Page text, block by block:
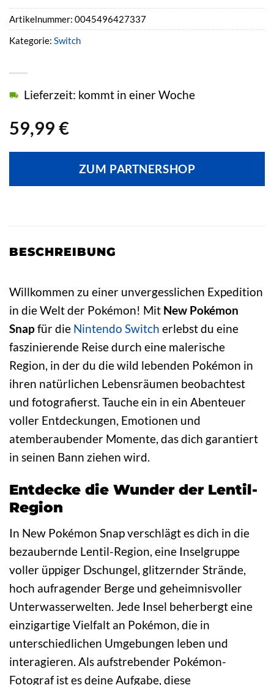
59,99 €
Lieferzeit: kommt in einer Woche
ZUM PARTNERSHOP
Artikelnummer: 0045496427337
Kategorie: Switch
BESCHREIBUNG
Willkommen zu einer unvergesslichen Expedition
in die Welt der Pokémon! Mit New Pokémon
Snapfür die Nintendo Switch erlebst du eine
faszinierende Reise durch eine malerische
Region, in der du die wild lebenden Pokémon in
ihren natürlichen Lebensräumen beobachtest
und fotografierst. Tauche ein in ein Abenteuer
voller Entdeckungen, Emotionen und
atemberaubender Momente, das dich garantiert
in seinen Bann ziehen wird.
Entdecke die Wunder der Lentil-
Region
In New Pokémon Snap verschlägt es dich in die
bezaubernde Lentil-Region, eine Inselgruppe
voller üppiger Dschungel, glitzernder Strände,
hoch aufragender Berge und geheimnisvoller
Unterwasserwelten. Jede Insel beherbergt eine
einzigartige Vielfalt an Pokémon, die in
unterschiedlichen Umgebungen leben und
interagieren. Als aufstrebender Pokémon-
Fotograf ist es deine Aufgabe, diese